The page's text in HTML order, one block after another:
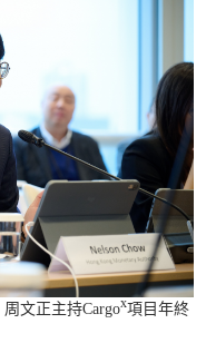
文正主持Cargox項目年終